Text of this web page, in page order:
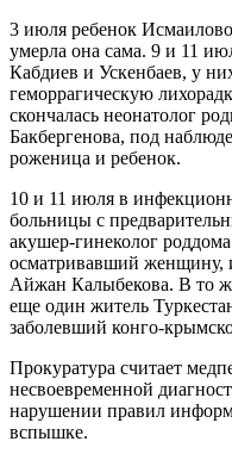
3 июля ребенок
умерла она сама. 9 и 11
Кабдиев и Ускенбаев, у
геморрагическую
скончалась неонатолог
Бакбергенова, под
роженица и ребенок.
10 и 11 июля в
больницы с
акушер-гинеколог
осматривавший женщину,
Айжан Калыбекова. В то
еще один житель
заболевший конго-
Прокуратура считает
несвоевременной
нарушении правил
вспышке.